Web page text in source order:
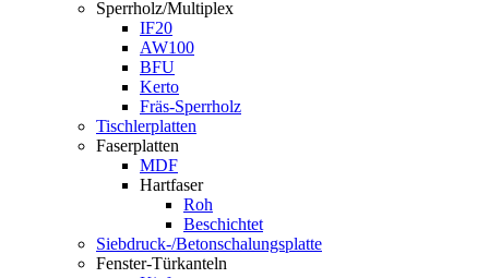
Sperrholz/Multiplex
IF20
AW100
BFU
Kerto
Fräs-Sperrholz
Tischlerplatten
Faserplatten
MDF
Hartfaser
Roh
Beschichtet
Siebdruck-/Betonschalungsplatte
Fenster-Türkanteln